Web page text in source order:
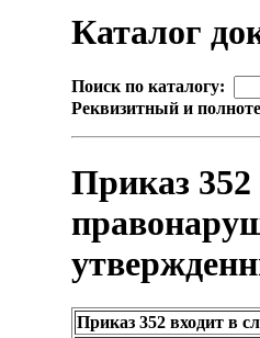
Каталог
Поиск по каталогу:
Реквизитный и
Приказ
Приказ 352 входит в